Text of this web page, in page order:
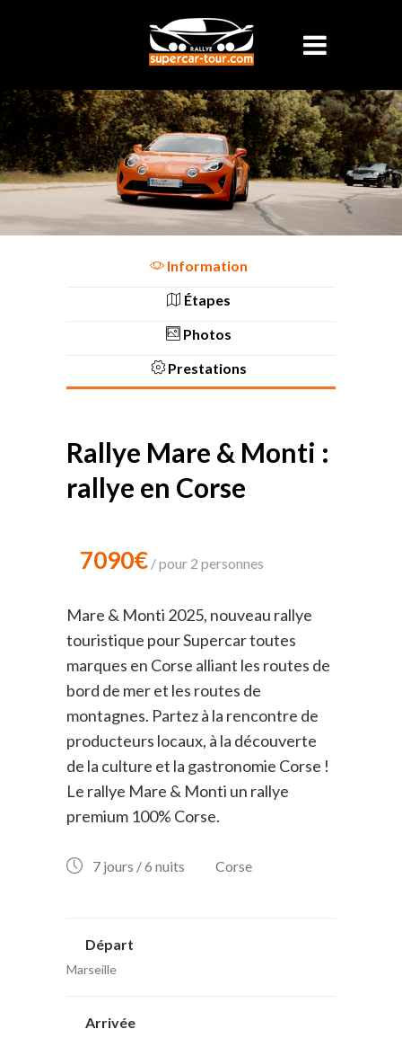
Information
Étapes
Photos
Prestations
Rallye Mare & Monti :
rallye en Corse
7090€ pour 2 personnes
Mare & Monti 2025, nouveau rallye
touristique pour Supercar toutes
marques en Corse alliant les routes de
bord de mer et les routes de
montagnes. Partez à la rencontre de
producteurs locaux, à la découverte
de la culture et la gastronomie Corse !
Le rallye Mare & Monti un rallye
premium 100% Corse.
7 jours / 6 nuits Corse
Départ
Marseille
Arrivée